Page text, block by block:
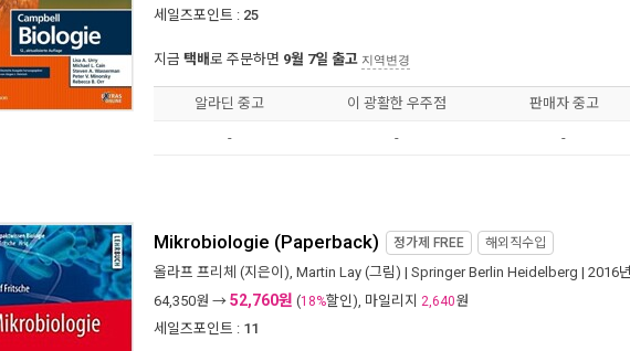
세일즈포인트 : 25
지금 택배로 주문하면 9월 7일 출고 지역변경
알라딘 중고 이 광활한 우주점 판매자 중고
- - -
Mikrobiologie (Paperback) 정가제 FREE 해외직수입
올라프 프리체 (지은이), Martin Lay (그림) | Springer Berlin Heidelberg | 2016
64,350원 → 52,760원 (18%할인), 마일리지 2,640원
세일즈포인트 : 11